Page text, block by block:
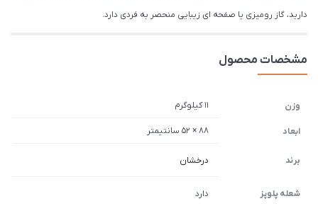
دارید، گاز رومیزی یا صفحه ای زیبایی منحصر به فردی دارد.
مشخصات محصول
وزن 11 کیلوگرم
ابعاد 88 × 52 سانتیمتر
برند درخشان
شعله پلوپز دارد